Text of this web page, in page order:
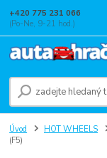
+420 775 231 066
(Po-Ne, 9-21 hod.)
Úvod HOT WHEELS
(F5)